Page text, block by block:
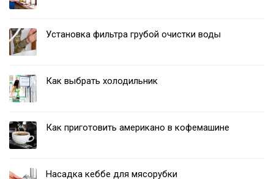
Установка фильтра грубой очистки воды
Как выбрать холодильник
Как приготовить американо в кофемашине
Насадка кеббе для мясорубки